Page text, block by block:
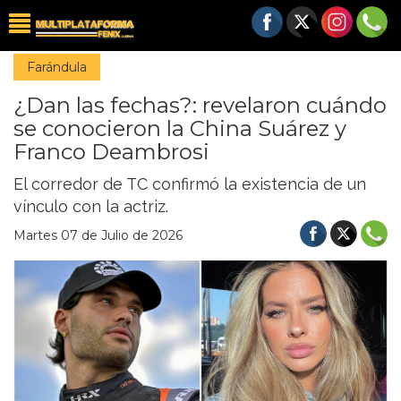
Farándula
¿Dan las fechas?: revelaron cuándo
se conocieron la China Suárez y
Franco Deambrosi
El corredor de TC confirmó la existencia de un
vínculo con la actriz.
Martes 07 de Julio de 2026